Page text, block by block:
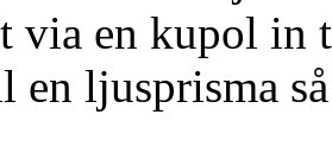
via en kupol in
en ljusprisma